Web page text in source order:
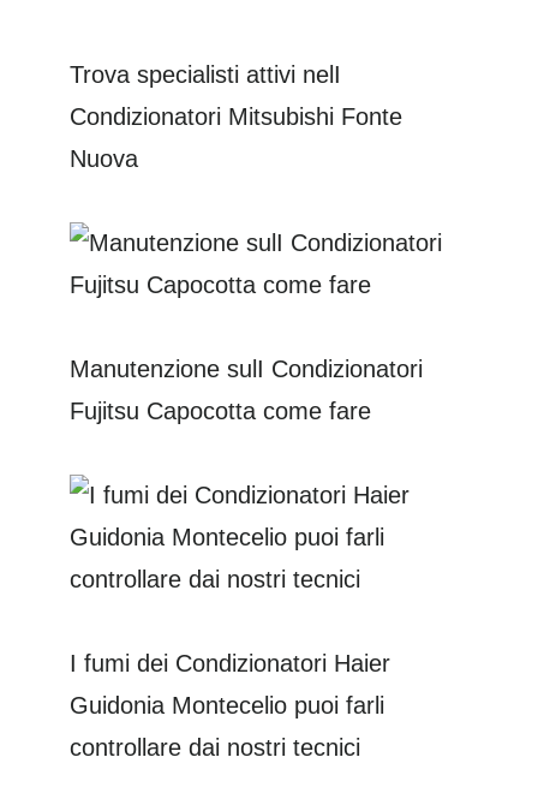
Trova specialisti attivi nelI
Condizionatori Mitsubishi Fonte
Nuova
Manutenzione sulI Condizionatori
Fujitsu Capocotta come fare
I fumi dei Condizionatori Haier
Guidonia Montecelio puoi farli
controllare dai nostri tecnici